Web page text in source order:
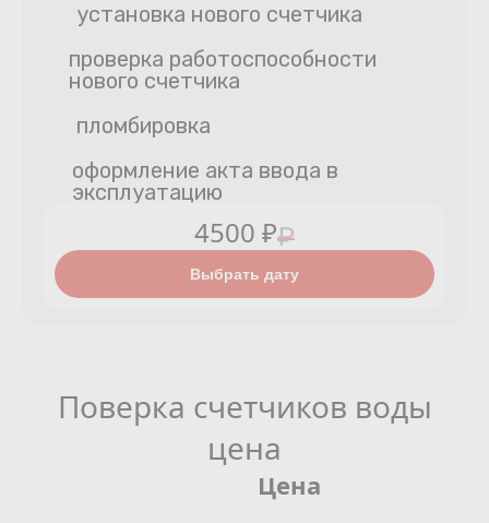
установка нового счетчика
проверка работоспособности
нового счетчика
пломбировка
оформление акта ввода в
эксплуатацию
4500 ₽₽
Выбрать дату
Поверка счетчиков воды
цена
Цена